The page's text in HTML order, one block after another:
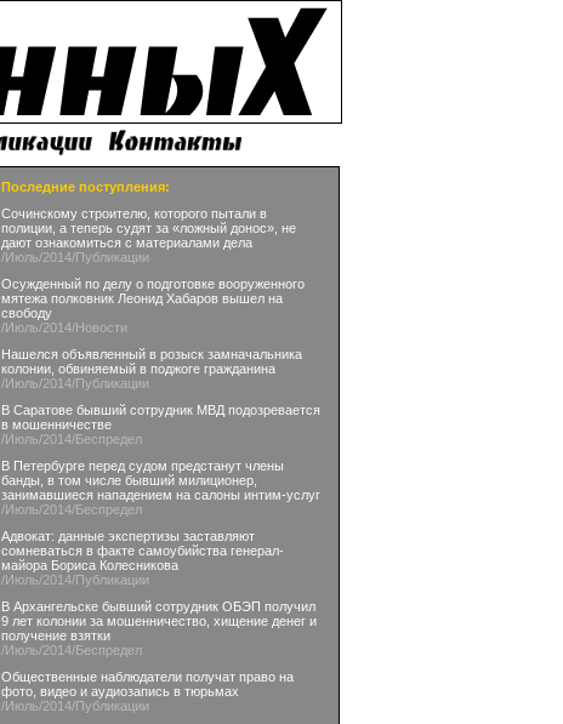
Последние поступления:
Сочинскому строителю, которого пытали в
полиции, а теперь судят за «ложный донос», не
дают ознакомиться с материалами дела
/Июль/2014/Публикации
Осужденный по делу о подготовке вооруженного
мятежа полковник Леонид Хабаров вышел на
свободу
/Июль/2014/Новости
Нашелся объявленный в розыск замначальника
колонии, обвиняемый в поджоге гражданина
/Июль/2014/Публикации
В Саратове бывший сотрудник МВД подозревается
в мошенничестве
/Июль/2014/Беспредел
В Петербурге перед судом предстанут члены
банды, в том числе бывший милиционер,
занимавшиеся нападением на салоны интим-услуг
/Июль/2014/Беспредел
Адвокат: данные экспертизы заставляют
сомневаться в факте самоубийства генерал-
майора Бориса Колесникова
/Июль/2014/Публикации
В Архангельске бывший сотрудник ОБЭП получил
9 лет колонии за мошенничество, хищение денег и
получение взятки
/Июль/2014/Беспредел
Общественные наблюдатели получат право на
фото, видео и аудиозапись в тюрьмах
/Июль/2014/Публикации